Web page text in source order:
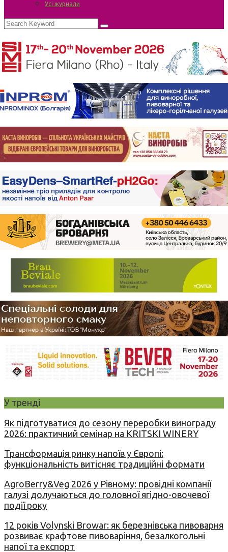
Усі журнали
У тренді
Як підготуватися до сезону переробки винограду
2026: практичний семінар на KRITSKI WINERY
Трансформація ринку напоїв у Європі:
функціональність витісняє традиційні формати
AgroBerry&Veg 2026 у Рівному: провідні компанії
галузі долучаються до головної ягідно-овочевої
події року
12 років Volynski Browar: як березнівська пивоварня
розвиває крафтове пивоваріння, безалкогольні
напої та експорт